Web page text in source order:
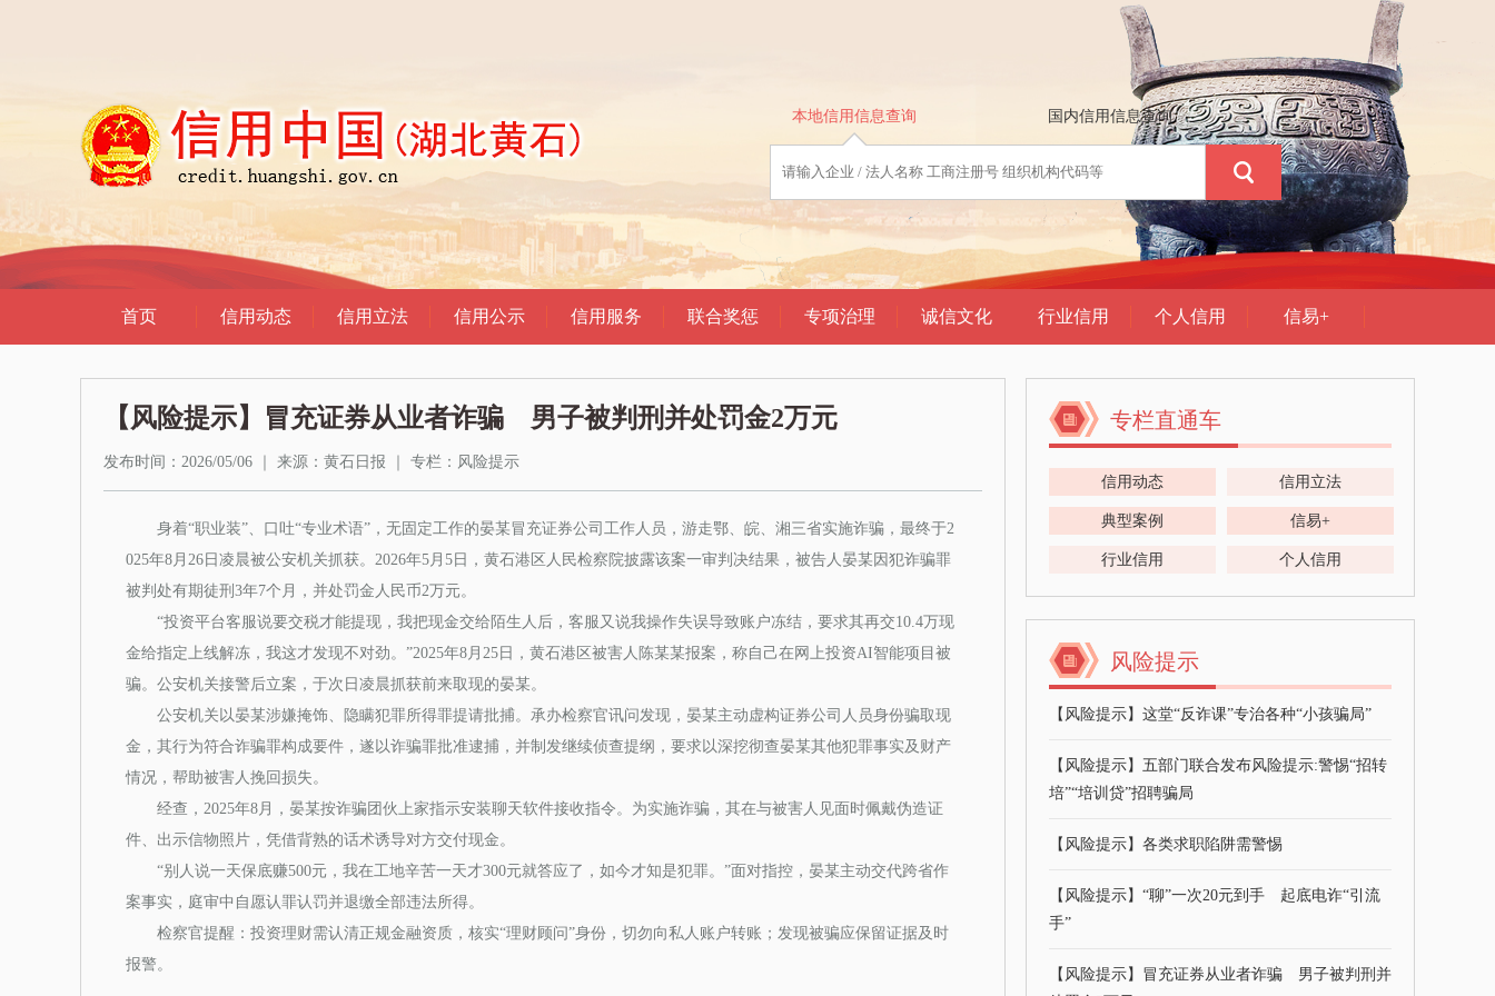
【风险提示】冒充证券从业者诈骗 男子被判刑并处罚金2万元
发布时间：2026/05/06 来源：黄石日报 专栏： 风险提示
身着“职业装”、口吐“专业术语”，无固定工作的晏某冒充证券公司工作人员，游走鄂、皖、湘三省实施诈骗，最终于2
025年8月26日凌晨被公安机关抓获。2026年5月5日，黄石港区人民检察院披露该案一审判决结果，被告人晏某因犯诈骗罪
被判处有期徒刑3年7个月，并处罚金人民币2万元。
“投资平台客服说要交税才能提现，我把现金交给陌生人后，客服又说我操作失误导致账户冻结，要求其再交10.4万现
金给指定上线解冻，我这才发现不对劲。”2025年8月25日，黄石港区被害人陈某某报案，称自己在网上投资AI智能项目被
骗。公安机关接警后立案，于次日凌晨抓获前来取现的晏某。
公安机关以晏某涉嫌掩饰、隐瞒犯罪所得罪提请批捕。承办检察官讯问发现，晏某主动虚构证券公司人员身份骗取现
金，其行为符合诈骗罪构成要件，遂以诈骗罪批准逮捕，并制发继续侦查提纲，要求以深挖彻查晏某其他犯罪事实及财产
情况，帮助被害人挽回损失。
经查，2025年8月，晏某按诈骗团伙上家指示安装聊天软件接收指令。为实施诈骗，其在与被害人见面时佩戴伪造证
件、出示信物照片，凭借背熟的话术诱导对方交付现金。
“别人说一天保底赚500元，我在工地辛苦一天才300元就答应了，如今才知是犯罪。”面对指控，晏某主动交代跨省作
案事实，庭审中自愿认罪认罚并退缴全部违法所得。
检察官提醒：投资理财需认清正规金融资质，核实“理财顾问”身份，切勿向私人账户转账；发现被骗应保留证据及时
报警。
专栏直通车
信用动态 信用立法
典型案例 信易+
行业信用 个人信用
风险提示
【风险提示】这堂“反诈课”专治各种“小孩骗局”
【风险提示】五部门联合发布风险提示:警惕“招转
培”“培训贷”招聘骗局
【风险提示】各类求职陷阱需警惕
【风险提示】“聊”一次20元到手 起底电诈“引流
手”
【风险提示】冒充证券从业者诈骗 男子被判刑并